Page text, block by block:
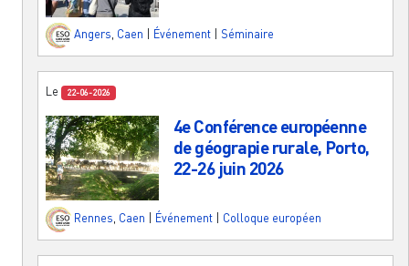
Angers, Caen Événement Séminaire
Le 22-06-2026
4e Conférence européenne
de géograpie rurale, Porto,
22-26 juin 2026
Rennes Caen Événement Colloque européen